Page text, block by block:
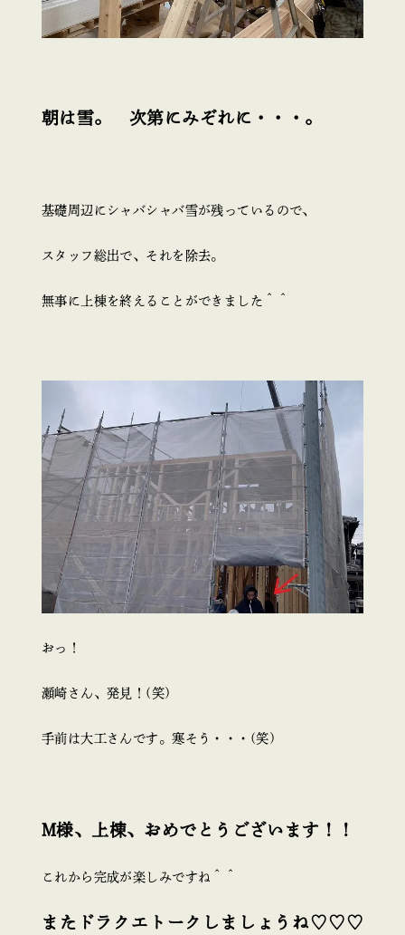
朝は雪。 次第にみぞれに・・・。
基礎周辺にシャバシャバ雪が残っているので、
スタッフ総出で、それを除去。
無事に上棟を終えることができました＾＾
おっ！
瀬崎さん、発見！(笑)
手前は大工さんです。寒そう・・・(笑)
M様、上棟、おめでとうございます！！
これから完成が楽しみですね＾＾
またドラクエトークしましょうね♡♡♡